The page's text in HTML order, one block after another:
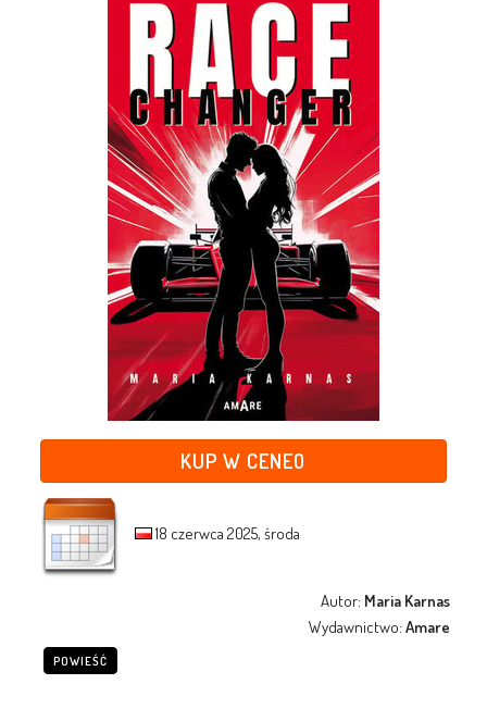
KUP W CENEO
18 czerwca 2025, środa
Autor: Maria Karnas
Wydawnictwo:Amare
POWIEŚĆ